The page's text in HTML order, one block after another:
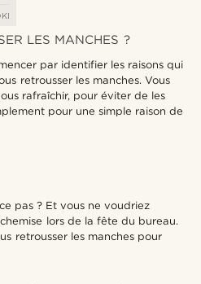
LES MANCHES ?
par identifier les raisons qui
retrousser les manches. Vous
rafraîchir, pour éviter de les
pour une simple raison de
pas ? Et vous ne voudriez
lors de la fête du bureau.
retrousser les manches pour